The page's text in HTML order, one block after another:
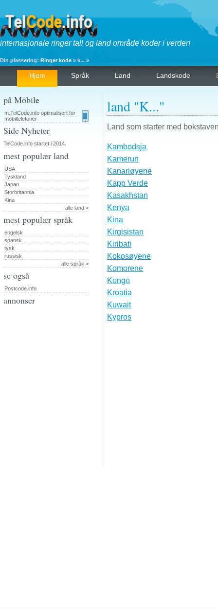
internasjonale ringer tall og land område koder i verden
Din plassering: Ringer kode » k... »
Hjem Språk Land Landskode
land "K..."
Land som starter med
Kambodsja
Kamerun
Kanariøyene
Kapp Verde
Kasakhstan
Kenya
Kina
Kirgisistan
Kiribati
Kokosøyene
Komorene
Kongo
Kroatia
Kuwait
Kypros
på Mobile
m.TelCode.info optimalisert for
mobiltelefoner
Side Nyheter
TelCode.info startet i 2014.
mest populær land
USA
Tyskland
Japan
Storbritannia
Kina
alle land >
mest populær språk
engelsk
spansk
tysk
russisk
alle språk >
se også
Postcode.info
annonser